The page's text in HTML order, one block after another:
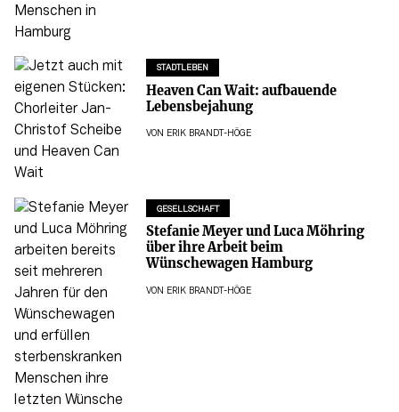
STADTLEBEN
Heaven Can Wait: aufbauende
Lebensbejahung
VON ERIK BRANDT-HÖGE
GESELLSCHAFT
Stefanie Meyer und Luca Möhring
über ihre Arbeit beim
Wünschewagen Hamburg
VON ERIK BRANDT-HÖGE